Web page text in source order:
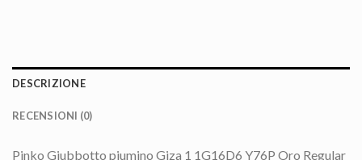
DESCRIZIONE
RECENSIONI (0)
Pinko Giubbotto piumino Giza 1 1G16D6 Y76P Oro Regular